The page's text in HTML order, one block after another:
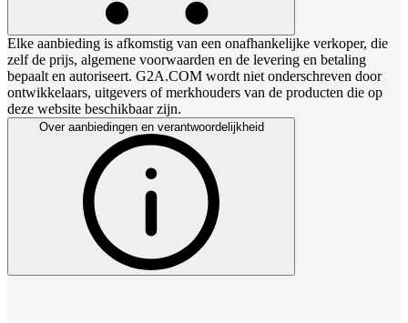
Elke aanbieding is afkomstig van een onafhankelijke verkoper, die
zelf de prijs, algemene voorwaarden en de levering en betaling
bepaalt en autoriseert. G2A.COM wordt niet onderschreven door
ontwikkelaars, uitgevers of merkhouders van de producten die op
deze website beschikbaar zijn.
Over aanbiedingen en verantwoordelijkheid